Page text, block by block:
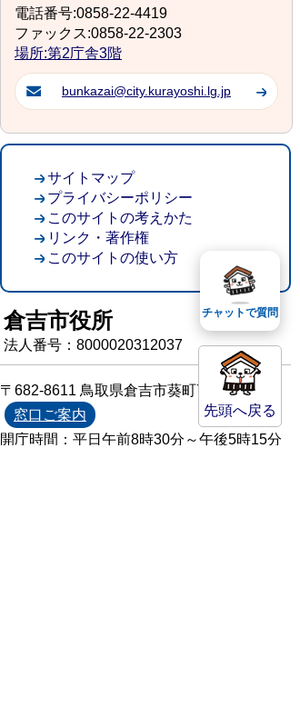
電話番号:0858-22-4419
ファックス:0858-22-2303
場所:第2庁舎3階
bunkazai@city.kurayoshi.lg.jp
先頭へ戻る
サイトマップ
プライバシーポリシー
このサイトの考えかた
リンク・著作権
このサイトの使い方
倉吉市役所
法人番号：8000020312037
〒682-8611 鳥取県倉吉市葵町722
窓口ご案内
開庁時間：平日午前8時30分～午後5時15分
チャットで質問